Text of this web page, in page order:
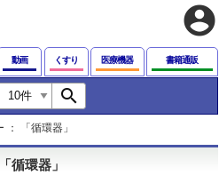
account_circle
動画 くすり 医療機器 書籍通販
search
： 「循環器」
循環器」